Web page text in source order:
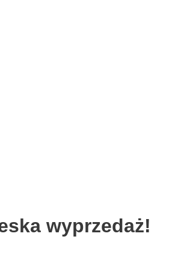
wyprzedaż!